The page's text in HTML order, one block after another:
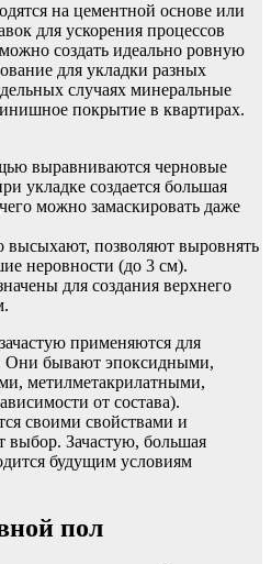
на цементной основе или
для ускорения процессов
создать идеально ровную
для укладки разных
случаях минеральные
покрытие в квартирах.
выравниваются черновые
укладке создается большая
можно замаскировать даже
высыхают, позволяют выровнять
неровности (до 3 см).
для создания верхнего
применяются для
бывают эпоксидными,
метилметакрилатными,
от состава).
своими свойствами и
выбор. Зачастую, большая
будущим условиям
пол